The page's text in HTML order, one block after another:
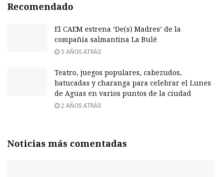
Recomendado
El CAEM estrena ‘De(s) Madres’ de la
compañía salmantina La Bulé
5 AÑOS ATRÁS
Teatro, juegos populares, cabezudos,
batucadas y charanga para celebrar el Lunes
de Aguas en varios puntos de la ciudad
2 AÑOS ATRÁS
Noticias más comentadas